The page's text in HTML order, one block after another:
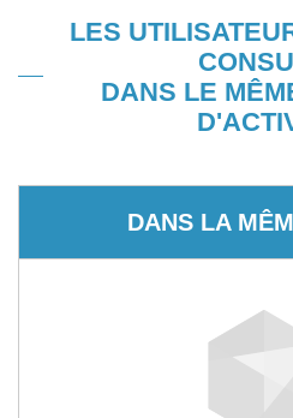
LES
DANS LE
DANS LA